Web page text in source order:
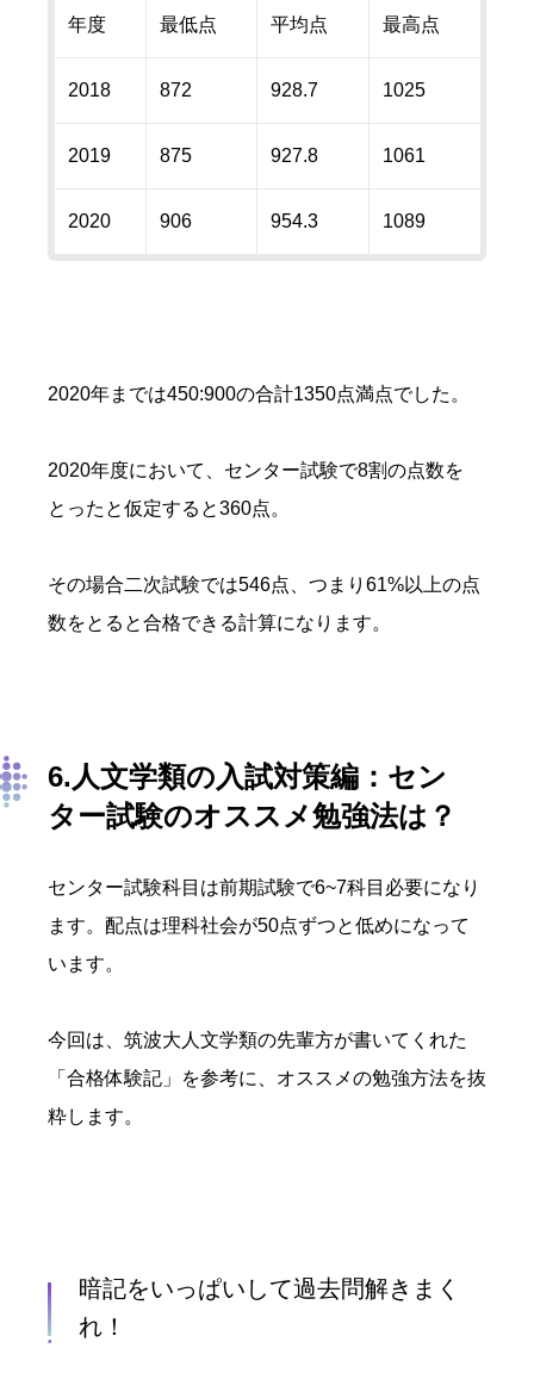
年度 最低点 平均点 最高点
2018 872 928.7 1025
2019 875 927.8 1061
2020 906 954.3 1089
2020年までは450:900の合計1350点満点でした。
2020年度において、センター試験で8割の点数を
とったと仮定すると360点。
その場合二次試験では546点、つまり61%以上の点
数をとると合格できる計算になります。
6.人文学類の入試対策編：セン
ター試験のオススメ勉強法は？
センター試験科目は前期試験で6~7科目必要になり
ます。配点は理科社会が50点ずつと低めになって
います。
今回は、筑波大人文学類の先輩方が書いてくれた
「合格体験記」を参考に、オススメの勉強方法を抜
粋します。
暗記をいっぱいして過去問解きまく
れ！